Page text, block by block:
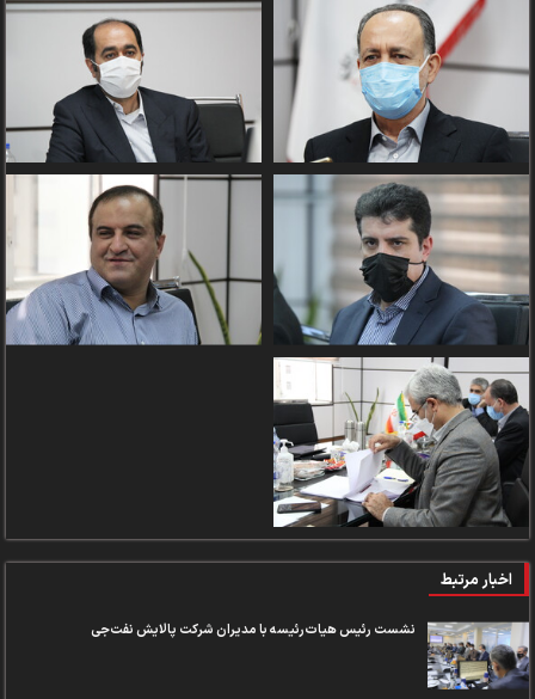
اخبار مرتبط
نشست رئیس هیات‌رئیسه با مدیران شرکت پالایش نفت‌جی